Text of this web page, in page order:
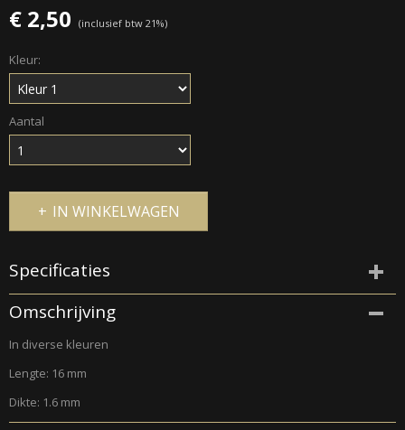
€ 2,50 (inclusief btw 21%)
Kleur:
Aantal
IN WINKELWAGEN
Specificaties
Productcode
300
Omschrijving
In diverse kleuren
Lengte: 16 mm
Dikte: 1.6 mm